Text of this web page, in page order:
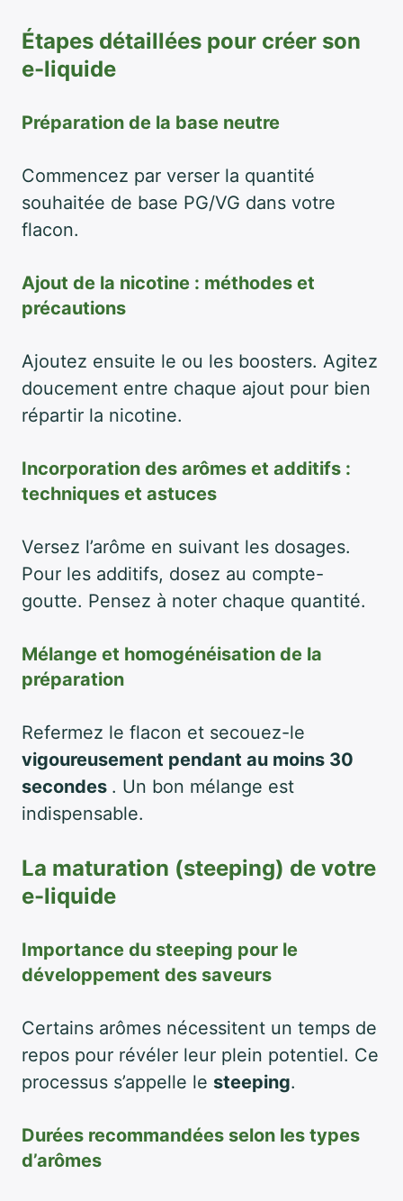
Étapes détaillées pour créer son
e-liquide
Préparation de la base neutre
Commencez par verser la quantité
souhaitée de base PG/VG dans votre
flacon.
Ajout de la nicotine : méthodes et
précautions
Ajoutez ensuite le ou les boosters. Agitez
doucement entre chaque ajout pour bien
répartir la nicotine.
Incorporation des arômes et additifs :
techniques et astuces
Versez l’arôme en suivant les dosages.
Pour les additifs, dosez au compte-
goutte. Pensez à noter chaque quantité.
Mélange et homogénéisation de la
préparation
Refermez le flacon et secouez-le
vigoureusement pendant au moins 30
secondes . Un bon mélange est
indispensable.
La maturation (steeping) de votre
e-liquide
Importance du steeping pour le
développement des saveurs
Certains arômes nécessitent un temps de
repos pour révéler leur plein potentiel. Ce
processus s’appelle le steeping.
Durées recommandées selon les types
d’arômes